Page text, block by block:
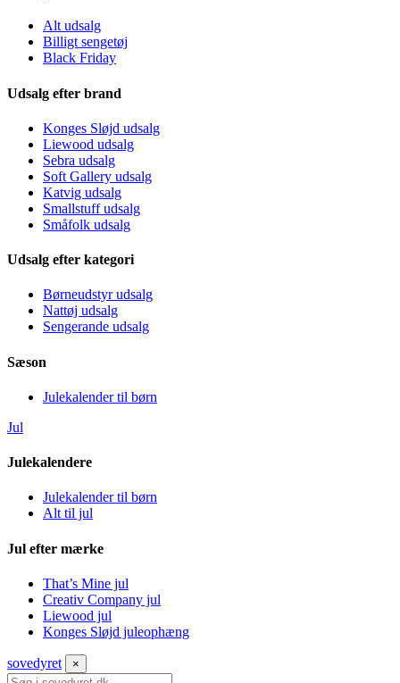
Alt udsalg
Billigt sengetøj
Black Friday
Udsalg efter brand
Konges Sløjd udsalg
Liewood udsalg
Sebra udsalg
Soft Gallery udsalg
Katvig udsalg
Smallstuff udsalg
Småfolk udsalg
Udsalg efter kategori
Børneudstyr udsalg
Nattøj udsalg
Sengerande udsalg
Sæson
Julekalender til børn
Jul
Julekalendere
Julekalender til børn
Alt til jul
Jul efter mærke
That’s Mine jul
Creativ Company jul
Liewood jul
Konges Sløjd juleophæng
sovedyret ×